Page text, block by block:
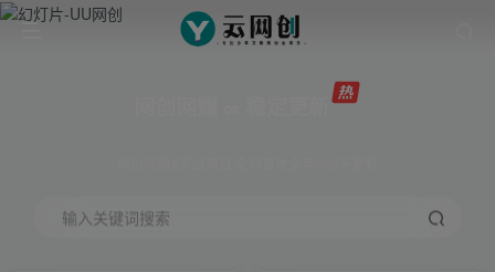
输入关键词搜索